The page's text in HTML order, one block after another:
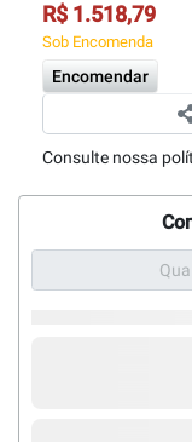
R$ 1.518,79
Sob Encomenda
Encomendar
Consulte nossa